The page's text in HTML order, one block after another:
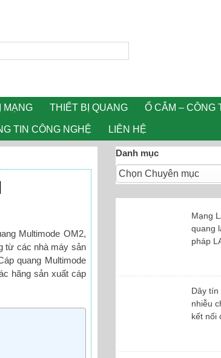
MẠNG THIẾT BỊ QUANG Ổ CẮM – CÔNG
TIN CÔNG NGHỆ LIÊN HỆ
Multimode OM2,
từ các nhà máy sản
quang Multimode
hãng sản xuất cáp
Danh mục
Mạng
quang
pháp
Dây tín
nhiễu
kết nối